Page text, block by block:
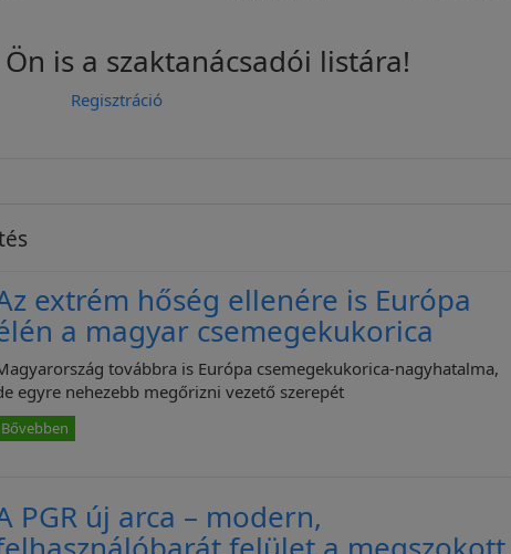
is a szaktanácsadói listára!
Regisztráció
extrém hőség ellenére is Európa
a magyar csemegekukorica
továbbra is Európa csemegekukorica-nagyhatalma,
egyre nehezebb megőrizni vezető szerepét
Bővebben
PGR új arca – modern,